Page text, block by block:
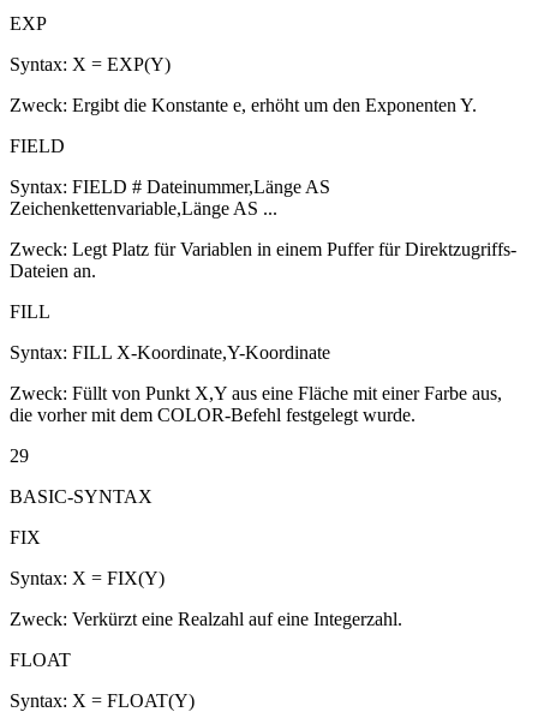
EXP
Syntax: X = EXP(Y)
Zweck: Ergibt die Konstante e, erhöht um den Exponenten Y.
FIELD
Syntax: FIELD # Dateinummer,Länge AS
Zeichenkettenvariable,Länge AS ...
Zweck: Legt Platz für Variablen in einem Puffer für Direktzugriffs-
Dateien an.
FILL
Syntax: FILL X-Koordinate,Y-Koordinate
Zweck: Füllt von Punkt X,Y aus eine Fläche mit einer Farbe aus,
die vorher mit dem COLOR-Befehl festgelegt wurde.
29
BASIC-SYNTAX
FIX
Syntax: X = FIX(Y)
Zweck: Verkürzt eine Realzahl auf eine Integerzahl.
FLOAT
Syntax: X = FLOAT(Y)